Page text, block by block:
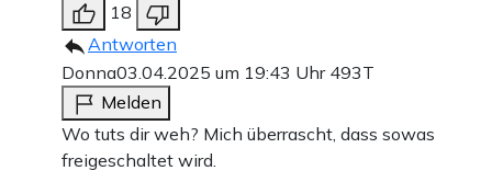
18
Antworten
Donna03.04.2025 um 19:43 Uhr 493T
Melden
Wo tuts dir weh? Mich überrascht, dass sowas
freigeschaltet wird.